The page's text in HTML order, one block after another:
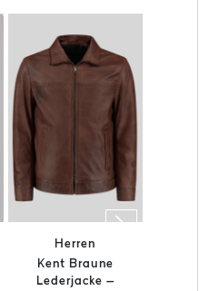
Herren
Kent Braune
Lederjacke –